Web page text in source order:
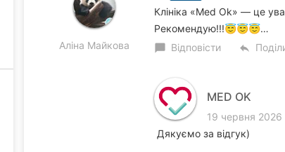
Аліна Майкова
Клініка «Мed Оk» — це
Рекомендую!!!😇😇😇…
chat_bubble Відповісти reply
MED OK
19 червня 2026
Дякуємо за відгук)